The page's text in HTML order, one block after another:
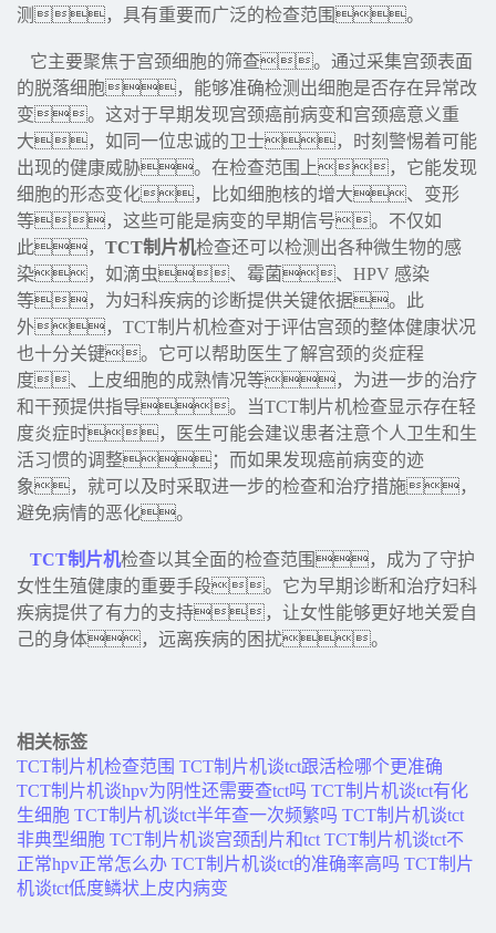
测，具有重要而广泛的检查范围。
它主要聚焦于宫颈细胞的筛查。通过采集宫颈表面
的脱落细胞，能够准确检测出细胞是否存在异常改
变。这对于早期发现宫颈癌前病变和宫颈癌意义重
大，如同一位忠诚的卫士，时刻警惕着可能
出现的健康威胁。在检查范围上，它能发现
细胞的形态变化，比如细胞核的增大、变形
等，这些可能是病变的早期信号。不仅如
此， TCT制片机检查还可以检测出各种微生物的感
染，如滴虫、霉菌、HPV 感染
等，为妇科疾病的诊断提供关键依据。此
外，TCT制片机检查对于评估宫颈的整体健康状况
也十分关键。它可以帮助医生了解宫颈的炎症程
度、上皮细胞的成熟情况等，为进一步的治疗
和干预提供指导。当TCT制片机检查显示存在轻
度炎症时，医生可能会建议患者注意个人卫生和生
活习惯的调整；而如果发现癌前病变的迹
象，就可以及时采取进一步的检查和治疗措施，
避免病情的恶化。
TCT制片机检查以其全面的检查范围，成为了守护
女性生殖健康的重要手段。它为早期诊断和治疗妇科
疾病提供了有力的支持，让女性能够更好地关爱自
己的身体，远离疾病的困扰。
相关标签
TCT制片机检查范围 TCT制片机谈tct跟活检哪个更准确
TCT制片机谈hpv为阴性还需要查tct吗 TCT制片机谈tct有化
生细胞 TCT制片机谈tct半年查一次频繁吗 TCT制片机谈tct
非典型细胞 TCT制片机谈宫颈刮片和tct TCT制片机谈tct不
正常hpv正常怎么办 TCT制片机谈tct的准确率高吗 TCT制片
机谈tct低度鳞状上皮内病变